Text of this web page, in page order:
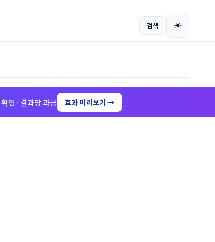
검색 ☀️
인 · 결과당 과금 효과 미리보기 →